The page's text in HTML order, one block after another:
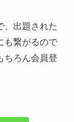
、出題された
も繋がるので
ちろん会員登